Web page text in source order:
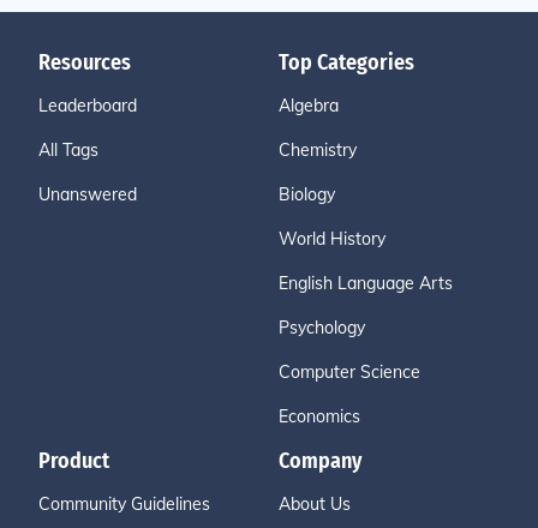
Resources
Leaderboard
All Tags
Unanswered
Top Categories
Algebra
Chemistry
Biology
World History
English Language Arts
Psychology
Computer Science
Economics
Product
Community Guidelines
Company
About Us